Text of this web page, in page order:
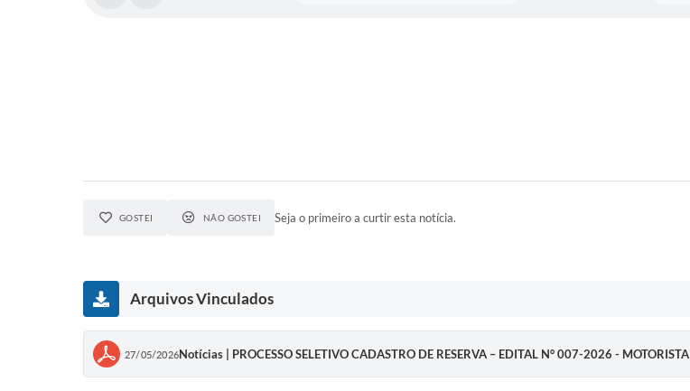
GOSTEI NÃO GOSTEI Seja o primeiro a curtir esta notícia.
Arquivos Vinculados
27/05/2026Notícias | PROCESSO SELETIVO CADASTRO DE RESERVA – EDITAL N° 007-2026 - MOTORISTA